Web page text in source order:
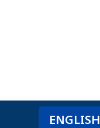
ENGLISH